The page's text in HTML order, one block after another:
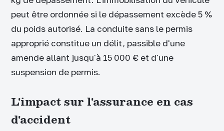
peut être ordonnée si le dépassement excède 5 %
du poids autorisé. La conduite sans le permis
approprié constitue un délit, passible d'une
amende allant jusqu'à 15 000 € et d'une
suspension de permis.
L'impact sur l'assurance en cas
d'accident